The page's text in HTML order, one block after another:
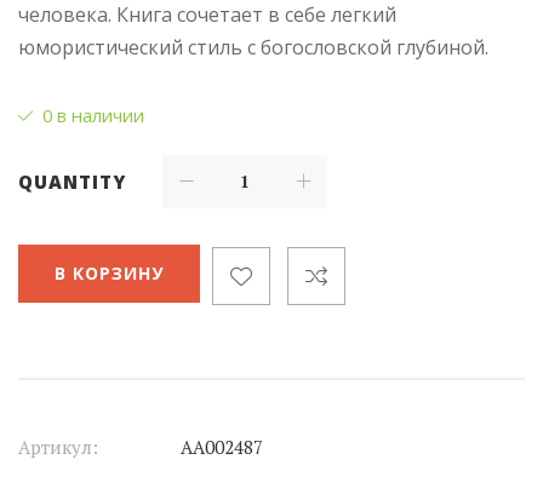
человека. Книга сочетает в себе легкий
юмористический стиль с богословской глубиной.
0 в наличии
QUANTITY
В КОРЗИНУ
Артикул: АА002487